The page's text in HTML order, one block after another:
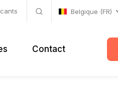
Belgique (FR)
Contact